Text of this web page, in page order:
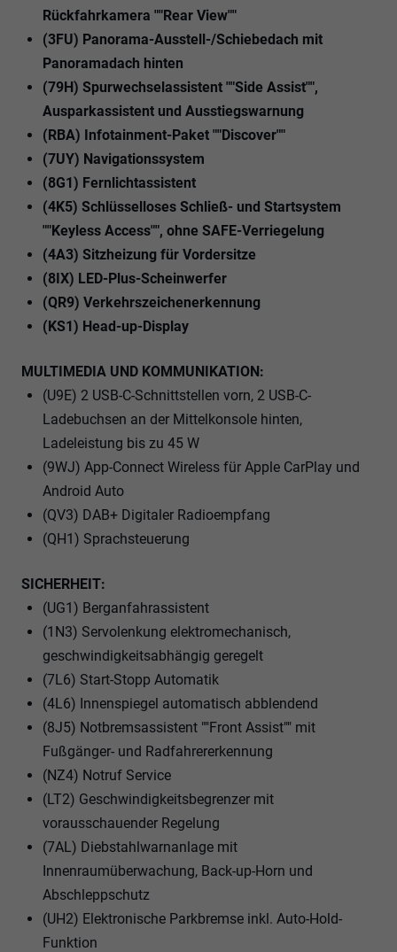
Rückfahrkamera ""Rear View""
(3FU) Panorama-Ausstell-/Schiebedach mit
Panoramadach hinten
(79H) Spurwechselassistent ""Side Assist"",
Ausparkassistent und Ausstiegswarnung
(RBA) Infotainment-Paket ""Discover""
(7UY) Navigationssystem
(8G1) Fernlichtassistent
(4K5) Schlüsselloses Schließ- und Startsystem
""Keyless Access"", ohne SAFE-Verriegelung
(4A3) Sitzheizung für Vordersitze
(8IX) LED-Plus-Scheinwerfer
(QR9) Verkehrszeichenerkennung
(KS1) Head-up-Display
MULTIMEDIA UND KOMMUNIKATION:
(U9E) 2 USB-C-Schnittstellen vorn, 2 USB-C-
Ladebuchsen an der Mittelkonsole hinten,
Ladeleistung bis zu 45 W
(9WJ) App-Connect Wireless für Apple CarPlay und
Android Auto
(QV3) DAB+ Digitaler Radioempfang
(QH1) Sprachsteuerung
SICHERHEIT:
(UG1) Berganfahrassistent
(1N3) Servolenkung elektromechanisch,
geschwindigkeitsabhängig geregelt
(7L6) Start-Stopp Automatik
(4L6) Innenspiegel automatisch abblendend
(8J5) Notbremsassistent ""Front Assist"" mit
Fußgänger- und Radfahrererkennung
(NZ4) Notruf Service
(LT2) Geschwindigkeitsbegrenzer mit
vorausschauender Regelung
(7AL) Diebstahlwarnanlage mit
Innenraumüberwachung, Back-up-Horn und
Abschleppschutz
(UH2) Elektronische Parkbremse inkl. Auto-Hold-
Funktion